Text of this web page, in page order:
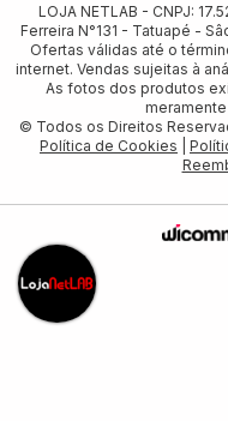
LOJA NETLAB - CNPJ:
Ferreira N°131 - Tatuapé -
Ofertas válidas até o
internet. Vendas sujeitas à
As fotos dos produtos
© Todos os Direitos
Política de Cookies